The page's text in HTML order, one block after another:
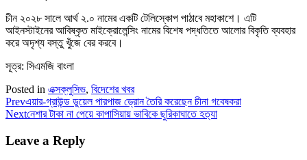
চীন ২০২৮ সালে আর্থ ২.০ নামের একটি টেলিস্কোপ পাঠাবে মহাকাশে। এটি
আইনস্টাইনের আবিষ্কৃত মাইক্রোলেন্সিং নামের বিশেষ পদ্ধতিতে আলোর বিকৃতি ব্যবহার
করে অদৃশ্য বস্তু খুঁজে বের করবে।
সূত্র: সিএমজি বাংলা
Posted in এক্সক্লুসিভ, বিদেশের খবর
Prevএয়ার-গ্রাউন্ড ডুয়েল পারপাজ ড্রোন তৈরি করেছেন চীনা গবেষকরা
Nextনেশার টাকা না পেয়ে কাপাসিয়ায় ভাবিকে ছুরিকাঘাতে হত্যা
Leave a Reply